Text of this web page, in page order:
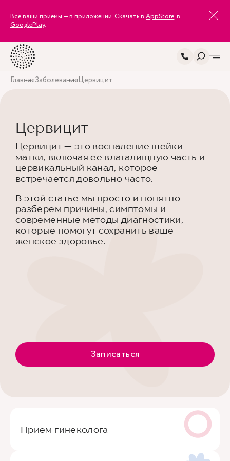
Все ваши приемы — в приложении. Скачать в AppStore, в
GooglePlay.
ГлавнаяЗаболеванияЦервицит
Цервицит
Цервицит — это воспаление шейки
матки, включая ее влагалищную часть и
цервикальный канал, которое
встречается довольно часто.
В этой статье мы просто и понятно
разберем причины, симптомы и
современные методы диагностики,
которые помогут сохранить ваше
женское здоровье.
Записаться
Прием гинеколога